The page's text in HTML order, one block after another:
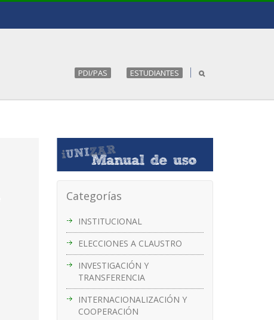
PDI/PAS ESTUDIANTES
Categorías
INSTITUCIONAL
ELECCIONES A CLAUSTRO
INVESTIGACIÓN Y
TRANSFERENCIA
INTERNACIONALIZACIÓN Y
COOPERACIÓN